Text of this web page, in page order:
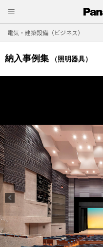
電気・建築設備（ビジネス）
納入事例集 （照明器具）